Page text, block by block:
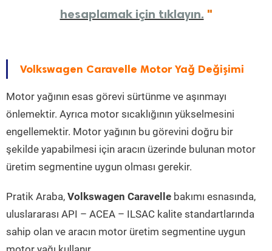
hesaplamak için tıklayın. "
Volkswagen Caravelle Motor Yağ Değişimi
Motor yağının esas görevi sürtünme ve aşınmayı
önlemektir. Ayrıca motor sıcaklığının yükselmesini
engellemektir. Motor yağının bu görevini doğru bir
şekilde yapabilmesi için aracın üzerinde bulunan motor
üretim segmentine uygun olması gerekir.
Pratik Araba, Volkswagen Caravelle bakımı esnasında,
uluslararası API – ACEA – ILSAC kalite standartlarında
sahip olan ve aracın motor üretim segmentine uygun